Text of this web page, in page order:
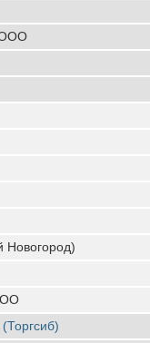
ООО
Новогород)